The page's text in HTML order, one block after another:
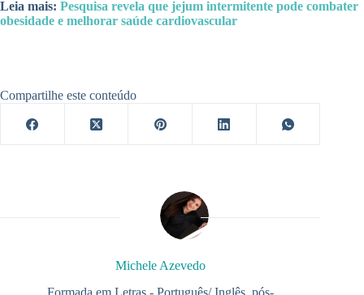
Leia mais: Pesquisa revela que jejum intermitente pode combater
obesidade e melhorar saúde cardiovascular
Compartilhe este conteúdo
Michele Azevedo
Formada em Letras - Português/ Inglês, pós-